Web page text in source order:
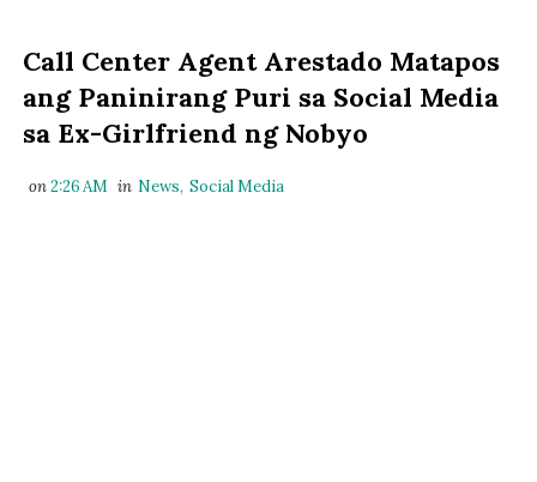
Call Center Agent Arestado Matapos
ang Paninirang Puri sa Social Media
sa Ex-Girlfriend ng Nobyo
on2:26 AM in News, Social Media